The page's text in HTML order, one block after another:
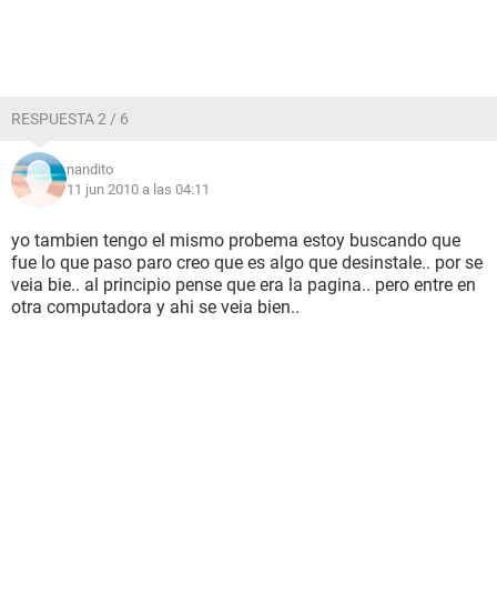
RESPUESTA 2 / 6
nandito
11 jun 2010 a las 04:11
yo tambien tengo el mismo probema estoy buscando que
fue lo que paso paro creo que es algo que desinstale.. por se
veia bie.. al principio pense que era la pagina.. pero entre en
otra computadora y ahi se veia bien..